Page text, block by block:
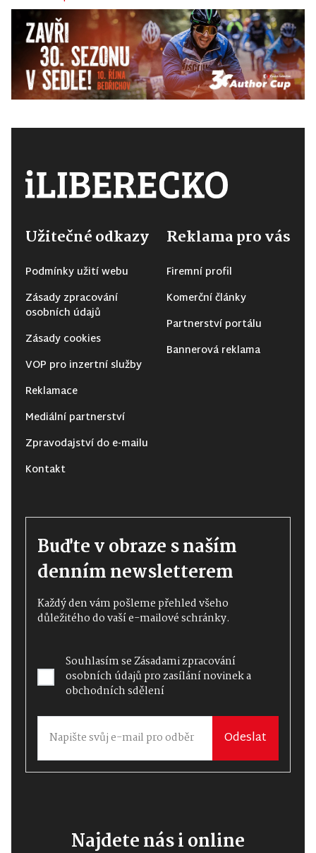
Užitečné odkazy
Podmínky užití webu
Zásady zpracování
osobních údajů
Zásady cookies
VOP pro inzertní služby
Reklamace
Mediální partnerství
Zpravodajství do e-mailu
Kontakt
Reklama pro vás
Firemní profil
Komerční články
Partnerství portálu
Bannerová reklama
Buďte v obraze s naším
denním newsletterem
Každý den vám pošleme přehled všeho
důležitého do vaší e-mailové schránky.
Souhlasím seZásadami zpracování
osobních údajůpro zasílání novinek a
obchodních sdělení
Odeslat
Najdete nás i online